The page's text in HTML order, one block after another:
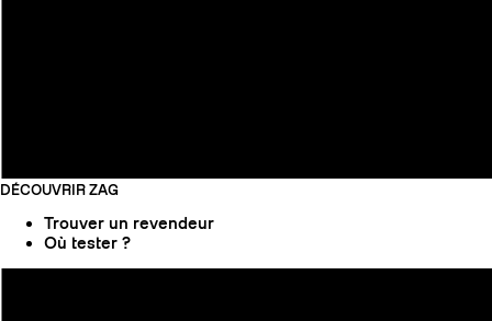
DÉCOUVRIR ZAG
Trouver un revendeur
Où tester ?